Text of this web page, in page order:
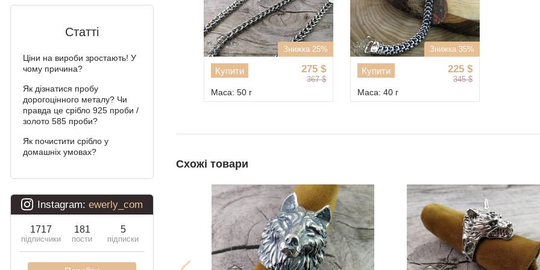
Подвійний струмочок
Подвійний рамзес
Десятка (подвійне
панцирное)
Італійка)
Статті
Ціни на вироби зростають! У
чому причина?
Як дізнатися пробу
дорогоцінного металу? Чи
правда це срібло 925 проби /
золото 585 проби?
Як почистити срібло у
домашніх умовах?
Знижка 25%
275 $
367 $
Купити
Маса: 50 г
Знижка 35%
225 $
345 $
Купити
Маса: 40 г
Схожі товари